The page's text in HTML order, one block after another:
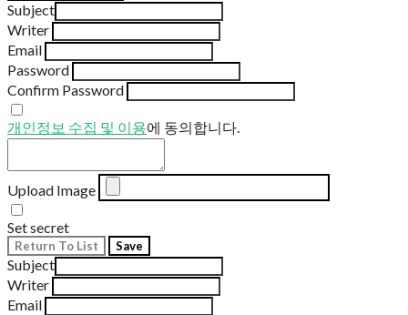
Subject
Writer
Email
Password
Confirm Password
개인정보 수집 및 이용에 동의합니다.
Upload Image
Set secret
Return To List Save
Subject
Writer
Email